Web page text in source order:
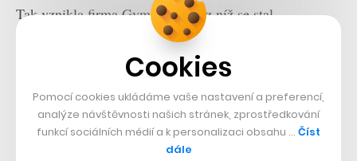
Tak vznikla firma Gym Launch, z níž se stal
multimilionový byznys a základ jeho budoucí kariéry.
record with the $100M Money Models Book
Launch:
Cookies
Pomocí cookies ukládáme vaše nastavení a preferencí,
analýze návštěvnosti našich stránek, zprostředkování
funkcí sociálních médií a k personalizaci obsahu … Číst
dále